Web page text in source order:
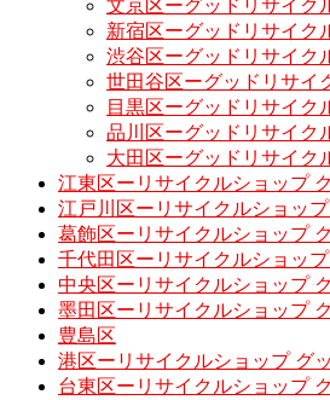
文京区ーグッドリサイク
新宿区ーグッドリサイク
渋谷区ーグッドリサイク
世田谷区ーグッドリサイ
目黒区ーグッドリサイク
品川区ーグッドリサイク
大田区ーグッドリサイク
江東区ーリサイクルショップ
江戸川区ーリサイクルショッ
葛飾区ーリサイクルショップ
千代田区ーリサイクルショッ
中央区ーリサイクルショップ
墨田区ーリサイクルショップ
豊島区
港区ーリサイクルショップ グ
台東区ーリサイクルショップ